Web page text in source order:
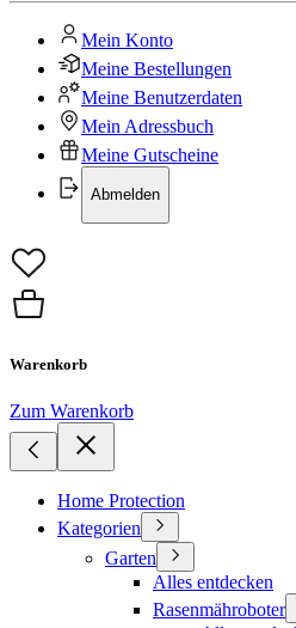
Mein Konto
Meine Bestellungen
Meine Benutzerdaten
Mein Adressbuch
Meine Gutscheine
Abmelden
Warenkorb
Zum Warenkorb
Home Protection
Kategorien
Garten
Alles entdecken
Rasenmähroboter